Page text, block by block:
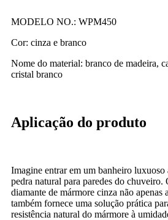
MODELO NO.: WPM450
Cor: cinza e branco
Nome do material: branco de madeira,
cristal branco
Aplicação do produto
Imagine entrar em um banheiro
pedra natural para paredes do chuveiro.
diamante de mármore cinza não apenas
também fornece uma solução prática
resistência natural do mármore à